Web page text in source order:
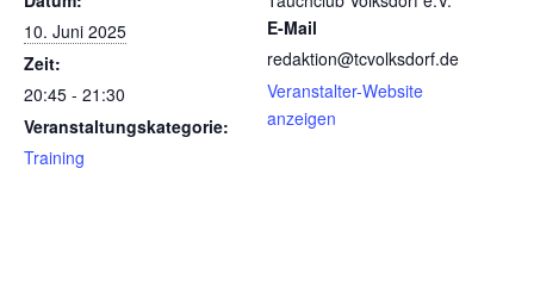
10. Juni 2025
Zeit:
20:45 - 21:30
Veranstaltungskategorie:
Training
E-Mail
redaktion@tcvolksdorf.de
Veranstalter-Website
anzeigen